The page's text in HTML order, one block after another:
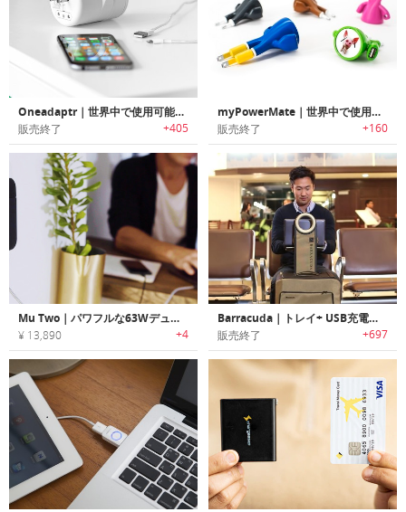
Oneadaptr｜世界中で使用可能！4 USB充電アダプター
販売終了 +405
myPowerMate｜世界中で使用可能なUSBポート/フラッシュメモリー搭載トラベルアダプター「マイパワーメイト」
販売終了 +160
Mu Two｜パワフルな63WデュアルUSB-Cウォールチャージャー「ムーツー」
¥ 13,890 +4
Barracuda｜トレイ+ USB充電器付き折りたたみ可能な旅行カバン「バラクーダ」
販売終了 +697